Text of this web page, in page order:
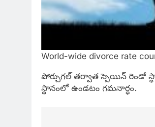
World-wide divorce rate
పోర్చుగల్ తర్వాత స్పెయిన్ రెండో
స్థానంలో ఉండటం గమనార్ధం.